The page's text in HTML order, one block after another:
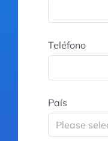
Teléfono
País